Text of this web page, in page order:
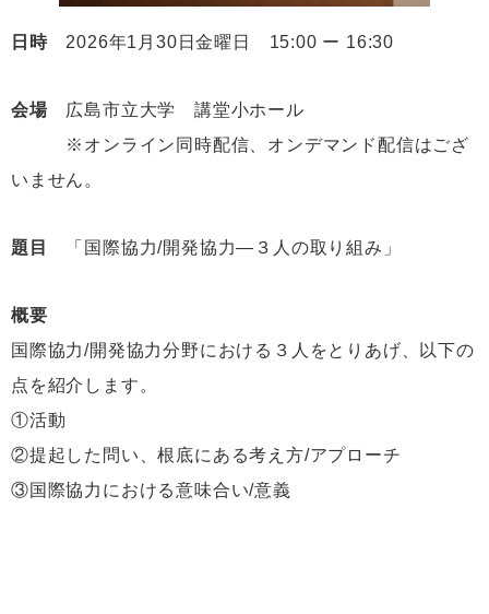
日時2026年1月30日金曜日 15:00 ー 16:30
会場広島市立大学 講堂小ホール
※オンライン同時配信、オンデマンド配信はござ
いません。
題目 「国際協力/開発協力―３人の取り組み」
概要
国際協力/開発協力分野における３人をとりあげ、以下の
点を紹介します。
①活動
②提起した問い、根底にある考え方/アプローチ
③国際協力における意味合い/意義